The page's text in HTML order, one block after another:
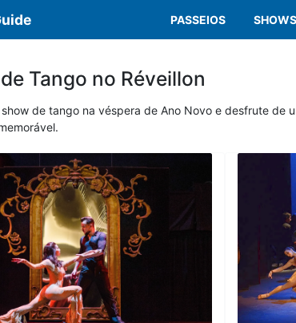
PASSEIOS
Tango no Réveillon
de tango na véspera de Ano Novo e desfrute de